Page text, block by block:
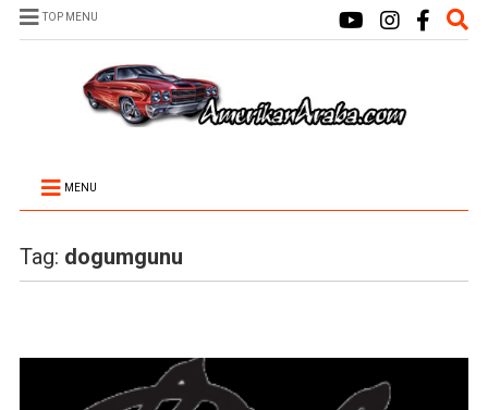
TOP MENU
MENU
Tag: dogumgunu